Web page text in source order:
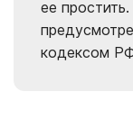
ее
кодексом